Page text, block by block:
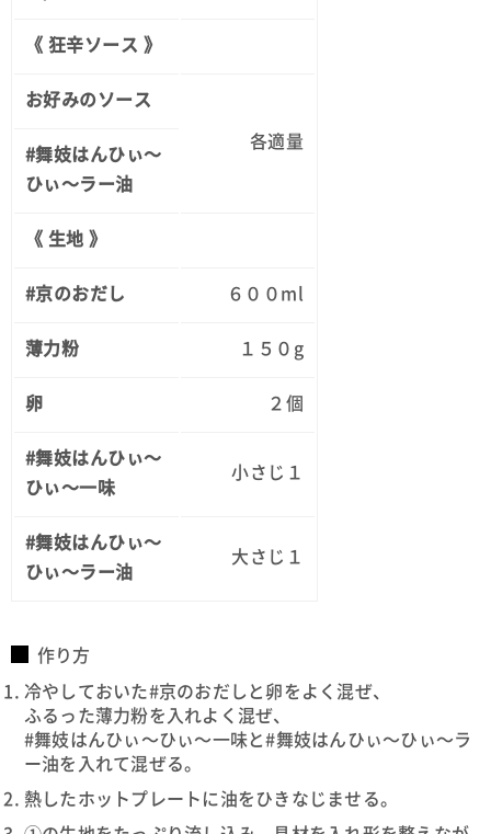
《 狂辛ソース 》
お好みのソース
各適量
#舞妓はんひぃ～
ひぃ～ラー油
《 生地 》
#京のおだし ６００ml
薄力粉 １５０g
卵 ２個
#舞妓はんひぃ～
ひぃ～一味
小さじ１
#舞妓はんひぃ～
ひぃ～ラー油
大さじ１
作り方
冷やしておいた#京のおだしと卵をよく混ぜ、
ふるった薄力粉を入れよく混ぜ、
#舞妓はんひぃ～ひぃ～一味と#舞妓はんひぃ～ひぃ～ラ
ー油を入れて混ぜる。
熱したホットプレートに油をひきなじませる。